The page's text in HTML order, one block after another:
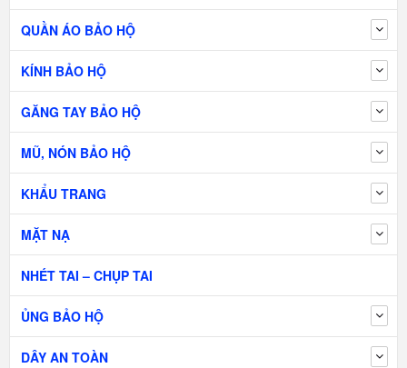
QUẦN ÁO BẢO HỘ
KÍNH BẢO HỘ
GĂNG TAY BẢO HỘ
MŨ, NÓN BẢO HỘ
KHẨU TRANG
MẶT NẠ
NHÉT TAI – CHỤP TAI
ỦNG BẢO HỘ
DÂY AN TOÀN